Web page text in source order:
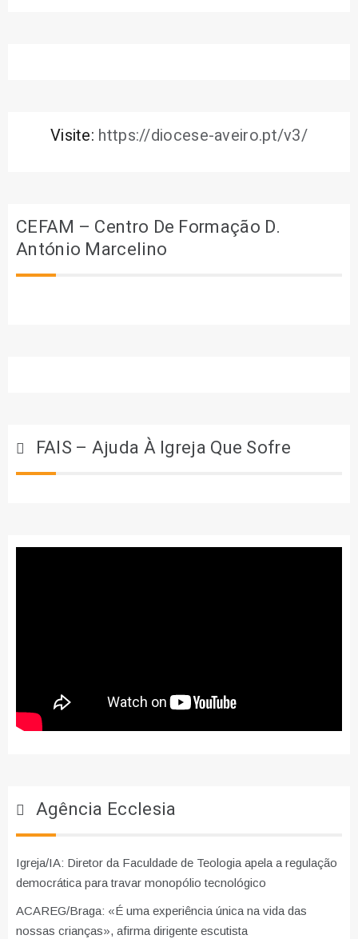
Visite: https://diocese-aveiro.pt/v3/
CEFAM – Centro De Formação D.
António Marcelino
FAIS – Ajuda À Igreja Que Sofre
Agência Ecclesia
Igreja/IA: Diretor da Faculdade de Teologia apela a regulação
democrática para travar monopólio tecnológico
ACAREG/Braga: «É uma experiência única na vida das
nossas crianças», afirma dirigente escutista